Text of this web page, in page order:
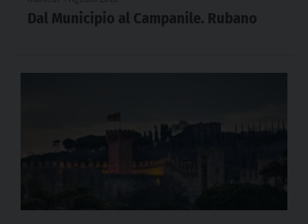
Dal Municipio al Campanile. Rubano